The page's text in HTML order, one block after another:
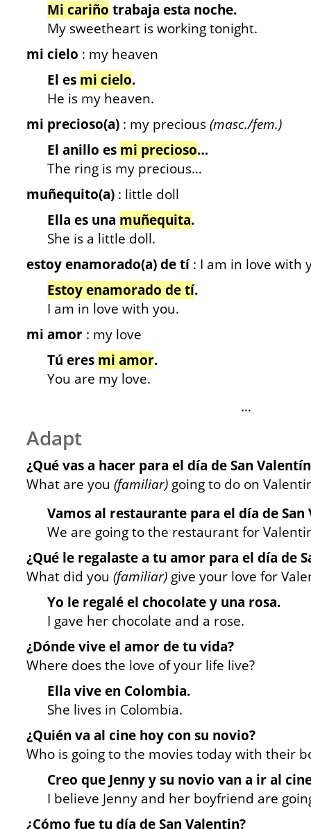
Mi cariño trabaja esta noche.
My sweetheart is working tonight.
mi cielo : my heaven
El es mi cielo.
He is my heaven.
mi precioso(a) : my precious(masc./fem.)
El anillo es mi precioso…
The ring is my precious…
muñequito(a) : little doll
Ella es una muñequita.
She is a little doll.
estoy enamorado(a) de tí: I am in love with
Estoy enamorado de tí.
I am in love with you.
mi amor : my love
Tú eres mi amor.
You are my love.
…
Adapt
¿Qué vas a hacer para el día de San
What are you (familiar) going to do on
Vamos al restaurante para el día de San
We are going to the restaurant for
¿Qué le regalaste a tu amor para el día de
What did you (familiar) give your love for
Yo le regalé el chocolate y una rosa.
I gave her chocolate and a rose.
¿Dónde vive el amor de tu vida?
Where does the love of your life live?
Ella vive en Colombia.
She lives in Colombia.
¿Quién va al cine hoy con su novio?
Who is going to the movies today with their
Creo que Jenny y su novio van a ir al
I believe Jenny and her boyfriend are
¿Cómo fue tu día de San Valentin?